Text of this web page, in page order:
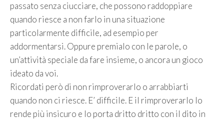
passato senza ciucciare, che possono raddoppiare
quando riesce a non farlo in una situazione
particolarmente difficile, ad esempio per
addormentarsi. Oppure premialo con le parole, o
un’attività speciale da fare insieme, o ancora un gioco
ideato da voi.
Ricordati però di non rimproverarlo o arrabbiarti
quando non ci riesce. E’ difficile. E il rimproverarlo lo
rende più insicuro e lo porta dritto dritto con il dito in